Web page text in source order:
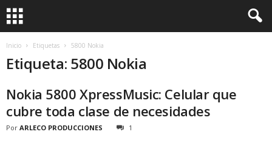
Inicio Etiquetas 5800 Nokia
Etiqueta: 5800 Nokia
Nokia 5800 XpressMusic: Celular que
cubre toda clase de necesidades
Por ARLECO PRODUCCIONES 1